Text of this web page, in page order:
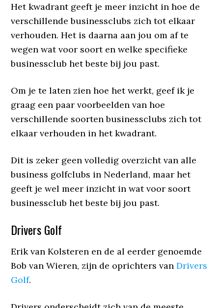
Het kwadrant geeft je meer inzicht in hoe de
verschillende businessclubs zich tot elkaar
verhouden. Het is daarna aan jou om af te
wegen wat voor soort en welke specifieke
businessclub het beste bij jou past.
Om je te laten zien hoe het werkt, geef ik je
graag een paar voorbeelden van hoe
verschillende soorten businessclubs zich tot
elkaar verhouden in het kwadrant.
Dit is zeker geen volledig overzicht van alle
business golfclubs in Nederland, maar het
geeft je wel meer inzicht in wat voor soort
businessclub het beste bij jou past.
Drivers Golf
Erik van Kolsteren en de al eerder genoemde
Bob van Wieren, zijn de oprichters vanDrivers
Golf.